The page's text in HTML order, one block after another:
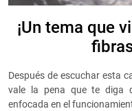
¡Un tema que
Después de escuchar esta
vale la pena que te diga
enfocada en el